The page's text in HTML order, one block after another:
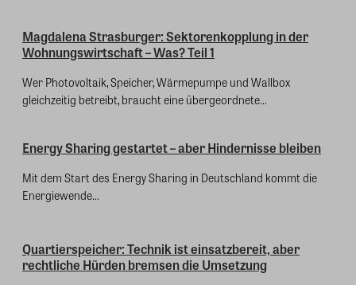
Magdalena Strasburger: Sektorenkopplung in der
Wohnungswirtschaft – Was? Teil 1
Wer Photovoltaik, Speicher, Wärmepumpe und Wallbox
gleichzeitig betreibt, braucht eine übergeordnete...
Energy Sharing gestartet – aber Hindernisse bleiben
Mit dem Start des Energy Sharing in Deutschland kommt die
Energiewende...
Quartierspeicher: Technik ist einsatzbereit, aber
rechtliche Hürden bremsen die Umsetzung